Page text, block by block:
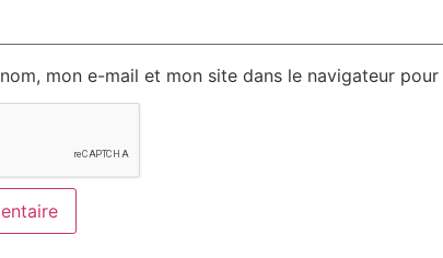
mon e-mail et mon site dans le navigateur